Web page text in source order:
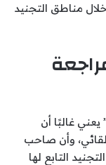
مناطق التجنيد
غالبًا أن
وأن صاحب
التابع لها